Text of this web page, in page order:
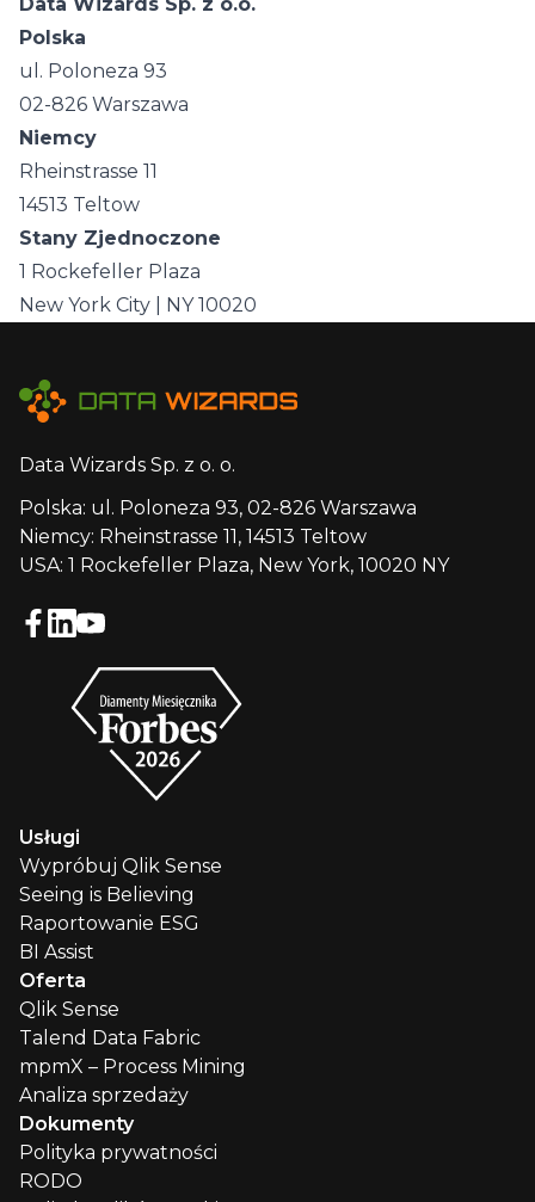
Polska
ul. Poloneza 93
02-826 Warszawa
Niemcy
Rheinstrasse 11
14513 Teltow
Stany Zjednoczone
1 Rockefeller Plaza
New York City | NY 10020
Data Wizards Sp. z o. o.
Polska: ul. Poloneza 93, 02-826 Warszawa
Niemcy: Rheinstrasse 11, 14513 Teltow
USA: 1 Rockefeller Plaza, New York, 10020 NY
Usługi
Wypróbuj Qlik Sense
Seeing is Believing
Raportowanie ESG
BI Assist
Oferta
Qlik Sense
Talend Data Fabric
mpmX – Process Mining
Analiza sprzedaży
Dokumenty
Polityka prywatności
RODO